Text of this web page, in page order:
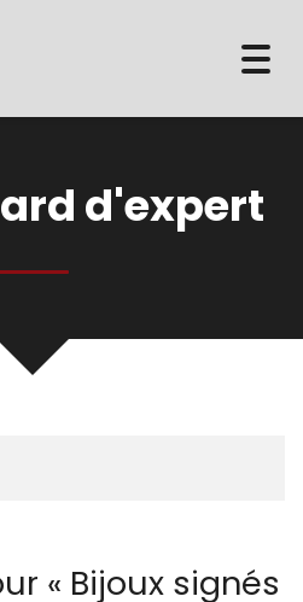
d'expert
« Bijoux signés